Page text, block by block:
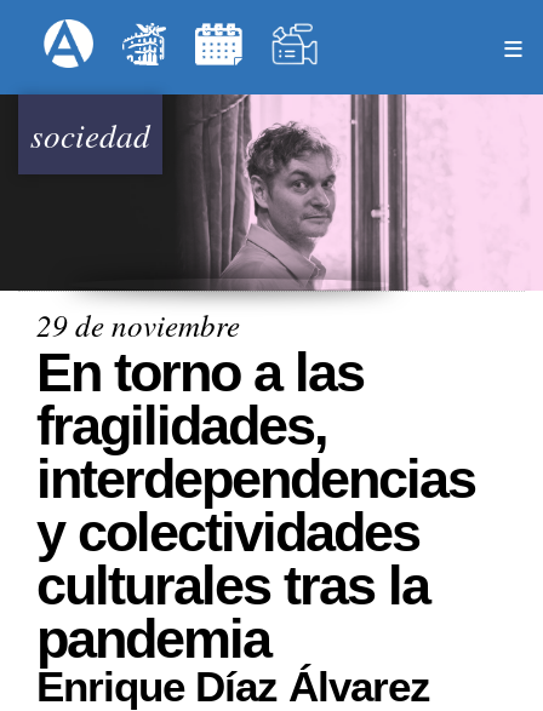
al
Menú Superior
sociedad
29 de noviembre
En torno a las
fragilidades,
interdependencias
y colectividades
culturales tras la
pandemia
Enrique Díaz Álvarez